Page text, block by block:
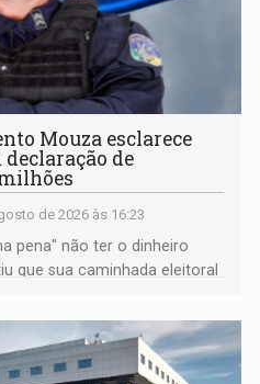
Mouza esclarece
de
de 2026 às 16:23
pena" não ter o dinheiro
que sua caminhada eleitoral